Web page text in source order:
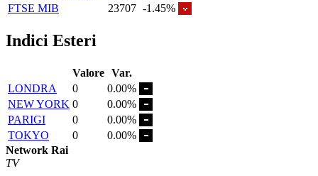
FTSE MIB
23707 -1.45%
Indici Esteri
Valore Var.
LONDRA
0
0.00%
NEW YORK 0
0.00%
PARIGI
0
0.00%
TOKYO
0
0.00%
Network Rai
TV